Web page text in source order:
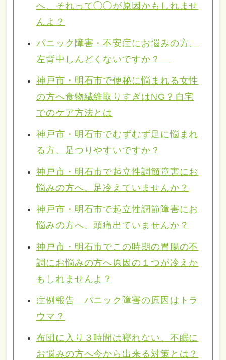
へ、それって◯◯が原因かもしれませ
んよ？
パニック障害・不安症にお悩みの方、
左背中しんどくないですか？
神戸市・明石市で便秘に悩まれる女性
の方へ食物繊維取りすぎはNG？自宅
でのケア方法とは
神戸市・明石市でむずむず足に悩まれ
る方、足つりやすいですか？
神戸市・明石市で起立性調節障害にお
悩みの方へ、足冷えていませんか？
神戸市・明石市で起立性調節障害にお
悩みの方へ、頭痛出ていませんか？
神戸市・明石市でこの時期の胃腸の不
調にお悩みの方へ原因の１つが冷えか
もしれませんよ？
症例報告 パニック障害の原因はトラ
ウマ？
布団に入り３時間は寝れない、不眠に
お悩みの方へ今から出来る対策とは？